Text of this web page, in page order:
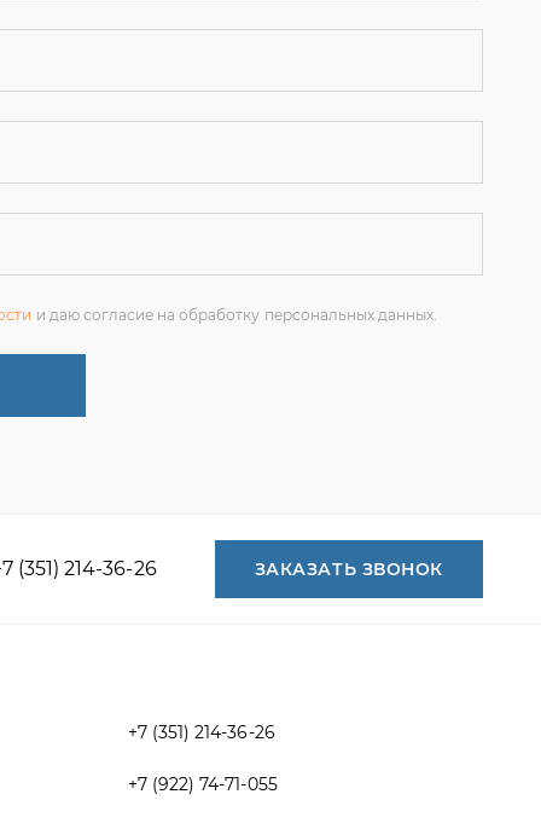
+7 (351) 214-36-26
оф.19
uraltranzit@inbox.ru